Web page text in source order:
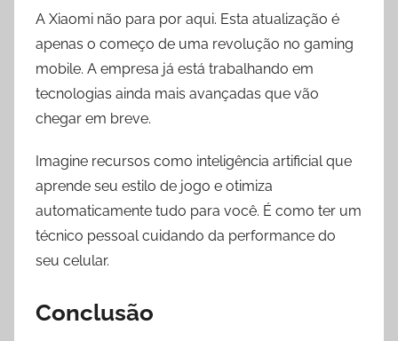
A Xiaomi não para por aqui. Esta atualização é
apenas o começo de uma revolução no gaming
mobile. A empresa já está trabalhando em
tecnologias ainda mais avançadas que vão
chegar em breve.
Imagine recursos como inteligência artificial que
aprende seu estilo de jogo e otimiza
automaticamente tudo para você. É como ter um
técnico pessoal cuidando da performance do
seu celular.
Conclusão